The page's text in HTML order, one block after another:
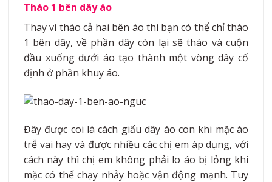
Tháo 1 bên dây áo
Thay vì tháo cả hai bên áo thì bạn có thể chỉ tháo
1 bên dây, về phần dây còn lại sẽ tháo và cuộn
đầu xuống dưới áo tạo thành một vòng dây cố
định ở phần khuy áo.
Đây được coi là cách giấu dây áo con khi mặc áo
trễ vai hay và được nhiều các chị em áp dụng, với
cách này thì chị em không phải lo áo bị lỏng khi
mặc có thể chạy nhảy hoặc vận động mạnh. Tuy